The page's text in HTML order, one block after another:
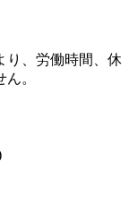
り、労働時間、休
。